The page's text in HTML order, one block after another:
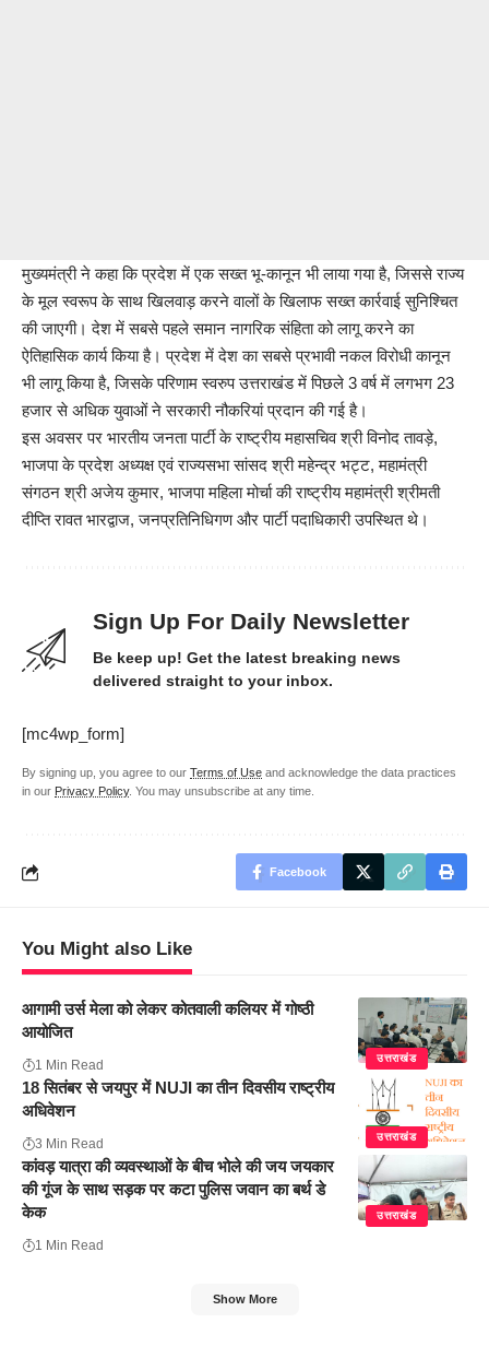
मुख्यमंत्री ने कहा कि प्रदेश में एक सख्त भू-कानून भी लाया गया है, जिससे राज्य
के मूल स्वरूप के साथ खिलवाड़ करने वालों के खिलाफ सख्त कार्रवाई सुनिश्चित
की जाएगी। देश में सबसे पहले समान नागरिक संहिता को लागू करने का
ऐतिहासिक कार्य किया है। प्रदेश में देश का सबसे प्रभावी नकल विरोधी कानून
भी लागू किया है, जिसके परिणाम स्वरुप उत्तराखंड में पिछले 3 वर्ष में लगभग 23
हजार से अधिक युवाओं ने सरकारी नौकरियां प्रदान की गई है।
इस अवसर पर भारतीय जनता पार्टी के राष्ट्रीय महासचिव श्री विनोद तावड़े,
भाजपा के प्रदेश अध्यक्ष एवं राज्यसभा सांसद श्री महेन्द्र भट्ट, महामंत्री
संगठन श्री अजेय कुमार, भाजपा महिला मोर्चा की राष्ट्रीय महामंत्री श्रीमती
दीप्ति रावत भारद्वाज, जनप्रतिनिधिगण और पार्टी पदाधिकारी उपस्थित थे।
Sign Up For Daily Newsletter
Be keep up! Get the latest breaking news
delivered straight to your inbox.
[mc4wp_form]
By signing up, you agree to our Terms of Use and acknowledge the data practices
in our Privacy Policy. You may unsubscribe at any time.
Facebook
You Might also Like
उत्तराखंड
आगामी उर्स मेला को लेकर कोतवाली कलियर में गोष्ठी
आयोजित
1 Min Read
उत्तराखंड
18 सितंबर से जयपुर में NUJI का तीन दिवसीय राष्ट्रीय
अधिवेशन
3 Min Read
उत्तराखंड
कांवड़ यात्रा की व्यवस्थाओं के बीच भोले की जय जयकार
की गूंज के साथ सड़क पर कटा पुलिस जवान का बर्थ डे
केक
1 Min Read
Show More